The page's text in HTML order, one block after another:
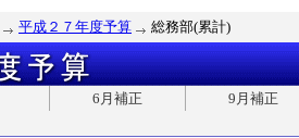
平成２７年度予算 総務部(累計)
6月補正 9月補正